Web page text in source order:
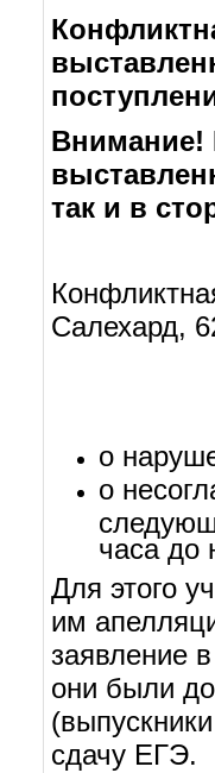
Внимание!
так и в
Салехард,
о
о
часа до
Для этого
им
заявление
они были
сдачу ЕГЭ.